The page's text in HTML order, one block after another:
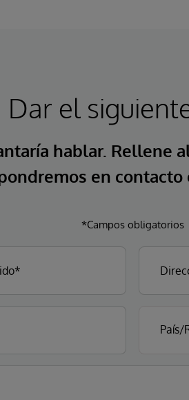
Dar el
hablar. Rellene
en contacto
*Campos obligatorios